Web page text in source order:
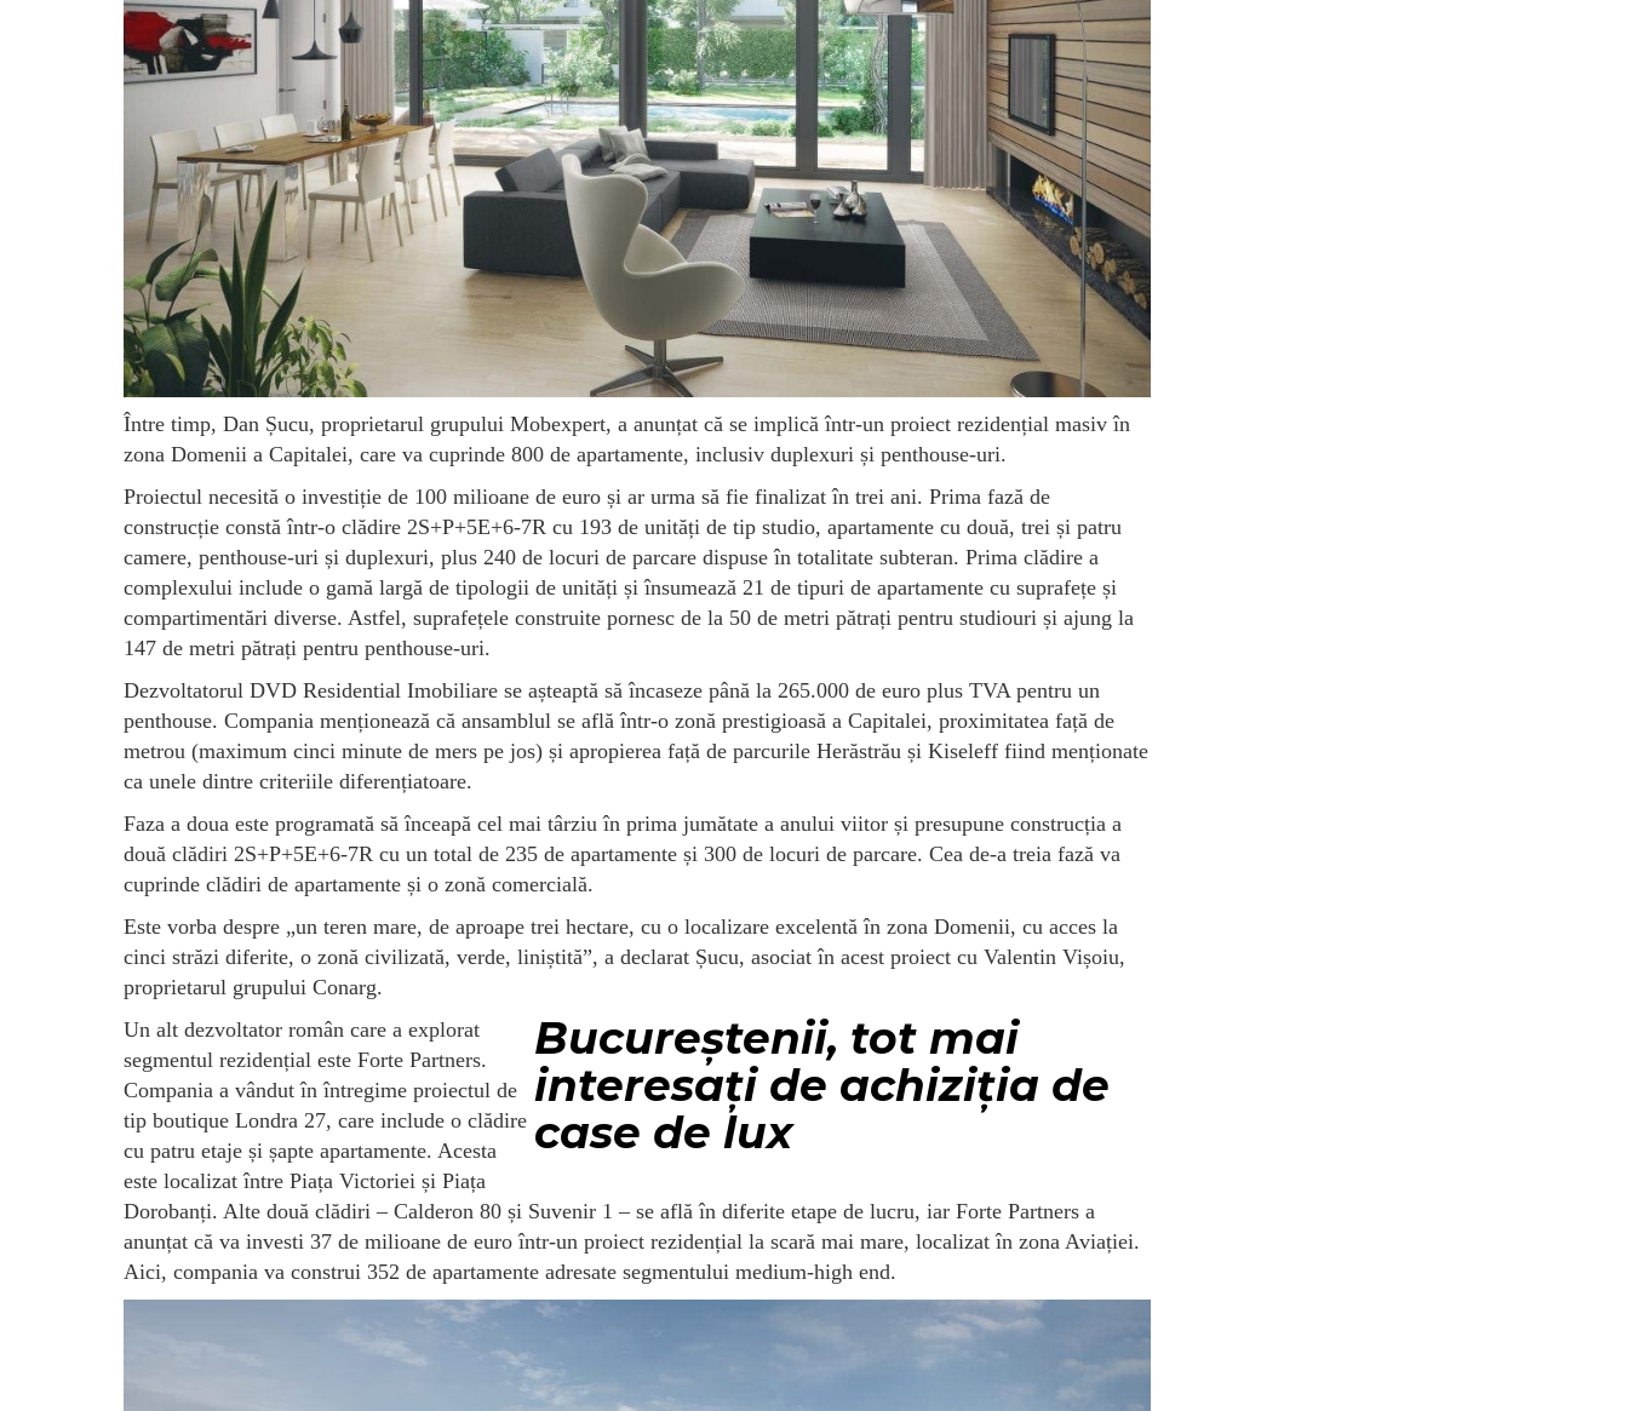
Între timp, Dan Șucu, proprietarul grupului Mobexpert, a anunțat că se implică într-un proiect rezidențial masiv în
zona Domenii a Capitalei, care va cuprinde 800 de apartamente, inclusiv duplexuri și penthouse-uri.
Proiectul necesită o investiție de 100 milioane de euro și ar urma să fie finalizat în trei ani. Prima fază de
construcție constă într-o clădire 2S+P+5E+6-7R cu 193 de unități de tip studio, apartamente cu două, trei și patru
camere, penthouse-uri și duplexuri, plus 240 de locuri de parcare dispuse în totalitate subteran. Prima clădire a
complexului include o gamă largă de tipologii de unități și însumează 21 de tipuri de apartamente cu suprafețe și
compartimentări diverse. Astfel, suprafețele construite pornesc de la 50 de metri pătrați pentru studiouri și ajung la
147 de metri pătrați pentru penthouse-uri.
Dezvoltatorul DVD Residential Imobiliare se așteaptă să încaseze până la 265.000 de euro plus TVA pentru un
penthouse. Compania menționează că ansamblul se află într-o zonă prestigioasă a Capitalei, proximitatea față de
metrou (maximum cinci minute de mers pe jos) și apropierea față de parcurile Herăstrău și Kiseleff fiind menționate
ca unele dintre criteriile diferențiatoare.
Faza a doua este programată să înceapă cel mai târziu în prima jumătate a anului viitor și presupune construcția a
două clădiri 2S+P+5E+6-7R cu un total de 235 de apartamente și 300 de locuri de parcare. Cea de-a treia fază va
cuprinde clădiri de apartamente și o zonă comercială.
Este vorba despre „un teren mare, de aproape trei hectare, cu o localizare excelentă în zona Domenii, cu acces la
cinci străzi diferite, o zonă civilizată, verde, liniștită”, a declarat Șucu, asociat în acest proiect cu Valentin Vișoiu,
proprietarul grupului Conarg.
Bucureștenii, tot mai
interesați de achiziția de
case de lux
Un alt dezvoltator român care a explorat
segmentul rezidențial este Forte Partners.
Compania a vândut în întregime proiectul de
tip boutique Londra 27, care include o clădire
cu patru etaje și șapte apartamente. Acesta
este localizat între Piața Victoriei și Piața
Dorobanți. Alte două clădiri – Calderon 80 și Suvenir 1 – se află în diferite etape de lucru, iar Forte Partners a
anunțat că va investi 37 de milioane de euro într-un proiect rezidențial la scară mai mare, localizat în zona Aviației.
Aici, compania va construi 352 de apartamente adresate segmentului medium-high end.